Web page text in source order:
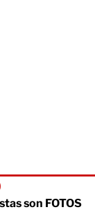
son FOTOS